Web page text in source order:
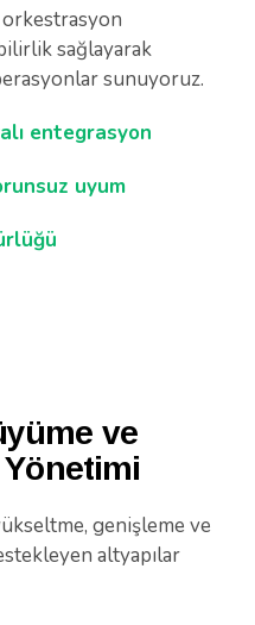
orkestrasyon
sağlayarak
sunuyoruz.
entegrasyon
uyum
ve
genişleme ve
altyapılar